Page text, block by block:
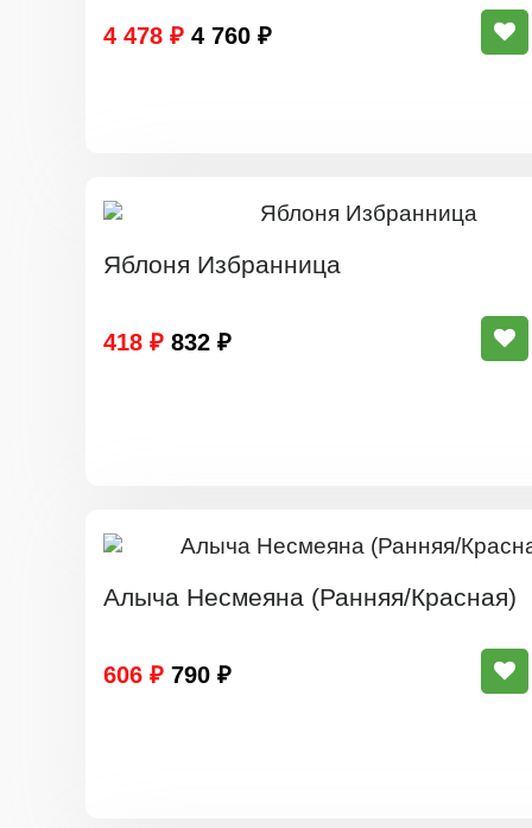
4 478 ₽ 4 760 ₽
Яблоня Избранница
418 ₽ 832 ₽
Алыча Несмеяна (Ранняя/Красная)
606 ₽ 790 ₽